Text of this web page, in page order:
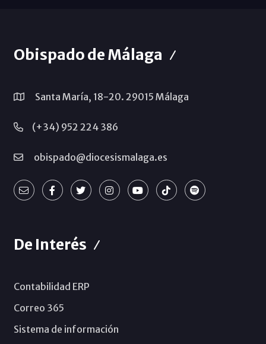
Obispado de Málaga
Santa María, 18-20. 29015 Málaga
(+34) 952 224 386
obispado@diocesismalaga.es
De Interés
Contabilidad ERP
Correo 365
Sistema de información